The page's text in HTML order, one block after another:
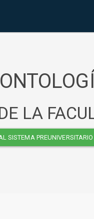
LA
SISTEMA PREUNIVERSITARIO